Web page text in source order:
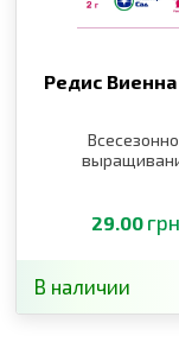
Редис Виенна
29.00
В наличии